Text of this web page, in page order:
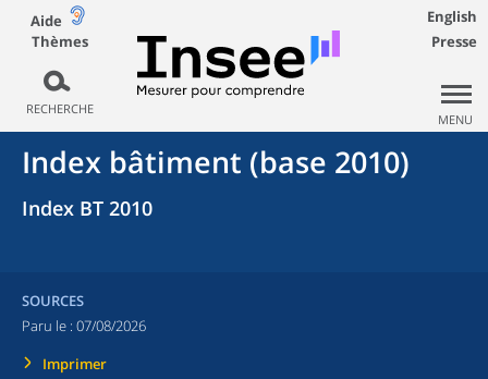
Aide
Thèmes
RECHERCHE
English
Presse
MENU
Index bâtiment (base 2010)
Index BT 2010
SOURCES
Paru le : 07/08/2026
Imprimer